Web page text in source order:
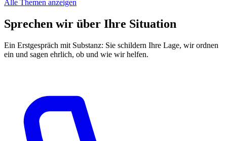
Alle Themen anzeigen
Sprechen wir über Ihre Situation
Ein Erstgespräch mit Substanz: Sie schildern Ihre Lage, wir ordnen
ein und sagen ehrlich, ob und wie wir helfen.